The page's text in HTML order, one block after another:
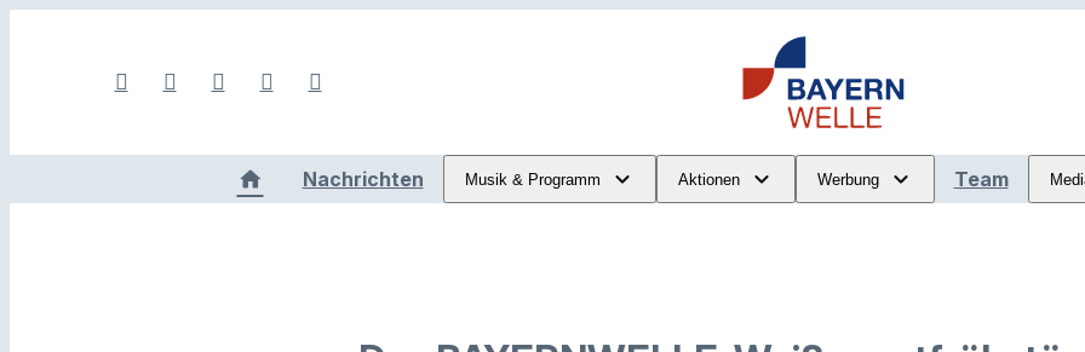
Nachrichten Musik & Programm Aktionen Werbung Team